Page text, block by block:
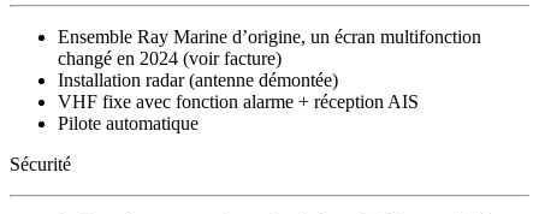
Ensemble Ray Marine d’origine, un écran multifonction
changé en 2024 (voir facture)
Installation radar (antenne démontée)
VHF fixe avec fonction alarme + réception AIS
Pilote automatique
Sécurité